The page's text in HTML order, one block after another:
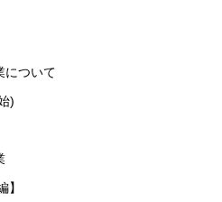
について
)